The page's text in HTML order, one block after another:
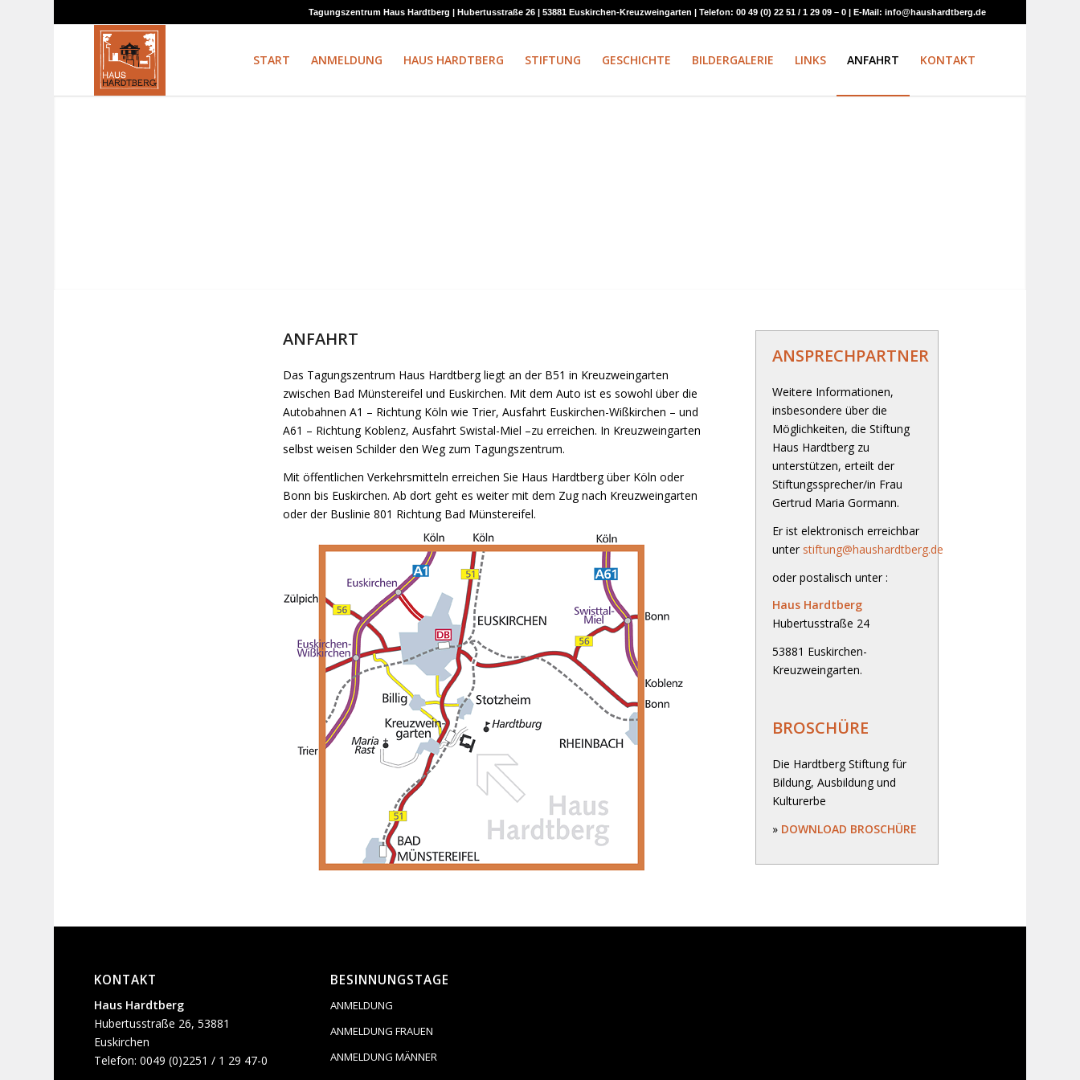
Tagungszentrum Haus Hardtberg | Hubertusstraße 26 | 53881 Euskirchen-Kreuzweingarten | Telefon: 00 49 (0) 22 51 / 1 29 09 – 0 | E-Mail: info@haushardtberg.de
START ANMELDUNG HAUS HARDTBERG STIFTUNG GESCHICHTE BILDERGALERIE LINKS ANFAHRT KONTAKT
ANFAHRT
Das Tagungszentrum Haus Hardtberg liegt an der B51 in Kreuzweingarten
zwischen Bad Münstereifel und Euskirchen. Mit dem Auto ist es sowohl über die
Autobahnen A1 – Richtung Köln wie Trier, Ausfahrt Euskirchen-Wißkirchen – und
A61 – Richtung Koblenz, Ausfahrt Swistal-Miel –zu erreichen. In Kreuzweingarten
selbst weisen Schilder den Weg zum Tagungszentrum.
Mit öffentlichen Verkehrsmitteln erreichen Sie Haus Hardtberg über Köln oder
Bonn bis Euskirchen. Ab dort geht es weiter mit dem Zug nach Kreuzweingarten
oder der Buslinie 801 Richtung Bad Münstereifel.
ANSPRECHPARTNER
Weitere Informationen,
insbesondere über die
Möglichkeiten, die Stiftung
Haus Hardtberg zu
unterstützen, erteilt der
Stiftungssprecher/in Frau
Gertrud Maria Gormann.
Er ist elektronisch erreichbar
unter stiftung@haushardtberg.de
oder postalisch unter :
Haus Hardtberg
Hubertusstraße 24
53881 Euskirchen-
Kreuzweingarten.
BROSCHÜRE
Die Hardtberg Stiftung für
Bildung, Ausbildung und
Kulturerbe
» DOWNLOAD BROSCHÜRE
KONTAKT
Haus Hardtberg
Hubertusstraße 26, 53881
Euskirchen
Telefon: 0049 (0)2251 / 1 29 47-0
BESINNUNGSTAGE
ANMELDUNG
ANMELDUNG FRAUEN
ANMELDUNG MÄNNER